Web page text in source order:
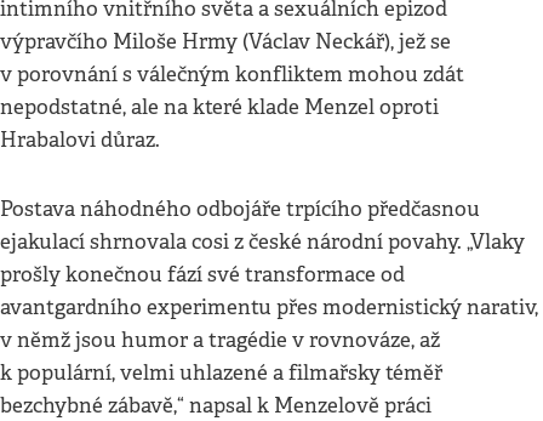
intimního vnitřního světa a sexuálních epizod
výpravčího Miloše Hrmy (Václav Neckář), jež se
v porovnání s válečným konfliktem mohou zdát
nepodstatné, ale na které klade Menzel oproti
Hrabalovi důraz.
Postava náhodného odbojáře trpícího předčasnou
ejakulací shrnovala cosi z české národní povahy. „Vlaky
prošly konečnou fází své transformace od
avantgardního experimentu přes modernistický narativ,
v němž jsou humor a tragédie v rovnováze, až
k populární, velmi uhlazené a filmařsky téměř
bezchybné zábavě,“ napsal k Menzelově práci